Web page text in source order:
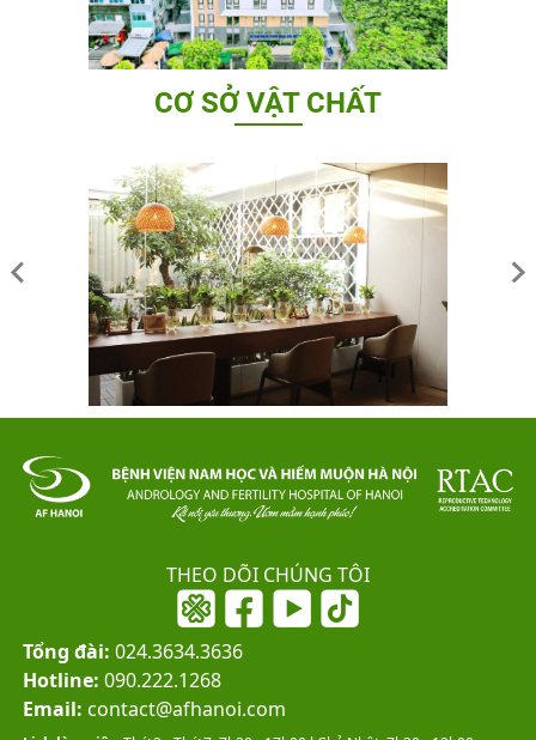
CƠ SỞ VẬT CHẤT
THEO DÕI CHÚNG TÔI
Tổng đài: 024.3634.3636
Hotline: 090.222.1268
Email: contact@afhanoi.com